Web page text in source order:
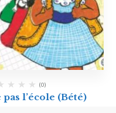
(0)
l’école (Bété)